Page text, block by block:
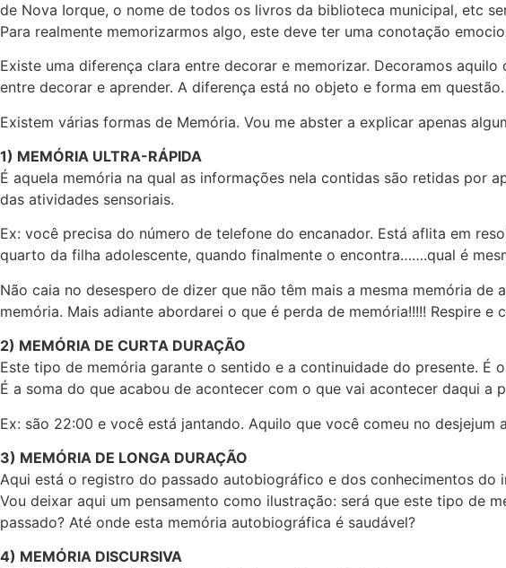
de Nova Iorque, o nome de todos os livros da biblioteca municipal, etc
Para realmente memorizarmos algo, este deve ter uma conotação
Existe uma diferença clara entre decorar e memorizar. Decoramos aquilo
entre decorar e aprender. A diferença está no objeto e forma em questão.
Existem várias formas de Memória. Vou me abster a explicar apenas
1) MEMÓRIA ULTRA-RÁPIDA
É aquela memória na qual as informações nela contidas são retidas por
das atividades sensoriais.
Ex: você precisa do número de telefone do encanador. Está aflita em
quarto da filha adolescente, quando finalmente o encontra…….qual é
Não caia no desespero de dizer que não têm mais a mesma memória
memória. Mais adiante abordarei o que é perda de memória!!!!! Respire e
2) MEMÓRIA DE CURTA DURAÇÃO
Este tipo de memória garante o sentido e a continuidade do presente. É
É a soma do que acabou de acontecer com o que vai acontecer daqui a
Ex: são 22:00 e você está jantando. Aquilo que você comeu no
3) MEMÓRIA DE LONGA DURAÇÃO
Aqui está o registro do passado autobiográfico e dos conhecimentos do
Vou deixar aqui um pensamento como ilustração: será que este tipo de
passado? Até onde esta memória autobiográfica é saudável?
4) MEMÓRIA DISCURSIVA